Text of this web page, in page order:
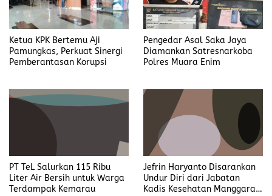
Ketua KPK Bertemu Aji
Pamungkas, Perkuat Sinergi
Pemberantasan Korupsi
Pengedar Asal Saka Jaya
Diamankan Satresnarkoba
Polres Muara Enim
PT TeL Salurkan 115 Ribu
Liter Air Bersih untuk Warga
Terdampak Kemarau
Jefrin Haryanto Disarankan
Undur Diri dari Jabatan
Kadis Kesehatan Manggarai,